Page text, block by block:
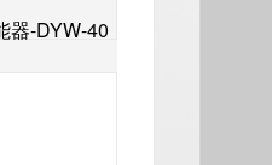
器-DYW-40